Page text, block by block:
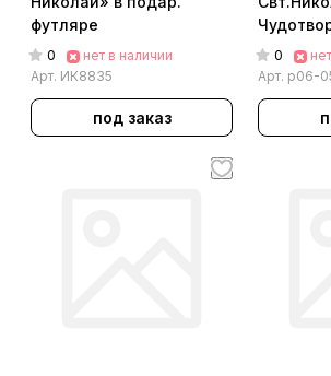
футляре
0
нет в наличии
Арт. ИК8835
под заказ
дерево]
0
Арт. р06-